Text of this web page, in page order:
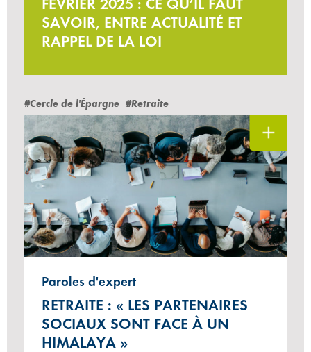
FÉVRIER 2025 : CE QU’IL FAUT
SAVOIR, ENTRE ACTUALITÉ ET
RAPPEL DE LA LOI
#Cercle de l'Épargne #Retraite
Paroles d'expert
RETRAITE : « LES PARTENAIRES
SOCIAUX SONT FACE À UN
HIMALAYA »